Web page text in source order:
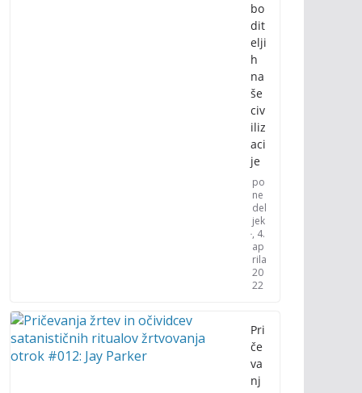
bo
dit
elji
h
na
še
civ
iliz
aci
je
po
ne
del
jek
, 4.
ap
rila
20
22
Pri
če
va
nj